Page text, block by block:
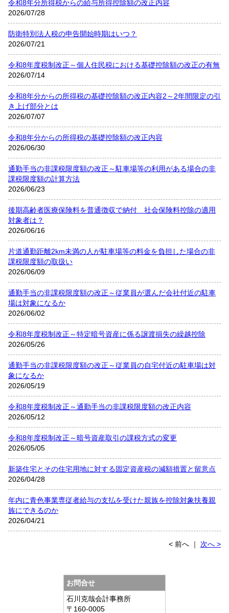
令和8年分所得税からの給与所得控除額の改正内容
2026/07/28
防衛特別法人税の申告開始時期はいつ？
2026/07/21
令和8年度税制改正～個人住民税における基礎控除額の改正の有無
2026/07/14
令和8年分からの所得税の基礎控除額の改正内容2～2年間限定の引
き上げ部分とは
2026/07/07
令和8年分からの所得税の基礎控除額の改正内容
2026/06/30
通勤手当の非課税限度額の改正～駐車場等の利用がある場合の非
課税限度額の計算方法
2026/06/23
後期高齢者医療保険料を普通徴収で納付 社会保険料控除の適用
対象者は？
2026/06/16
片道通勤距離2km未満の人が駐車場等の料金を負担した場合の非
課税限度額の取扱い
2026/06/09
通勤手当の非課税限度額の改正～従業員が選んだ会社付近の駐車
場は対象になるか
2026/06/02
令和8年度税制改正～特定暗号資産に係る譲渡損失の繰越控除
2026/05/26
通勤手当の非課税限度額の改正～従業員の自宅付近の駐車場は対
象になるか
2026/05/19
令和8年度税制改正～通勤手当の非課税限度額の改正内容
2026/05/12
令和8年度税制改正～暗号資産取引の課税方式の変更
2026/05/05
新築住宅とその住宅用地に対する固定資産税の減額措置と留意点
2026/04/28
年内に青色事業専従者給与の支払を受けた親族を控除対象扶養親
族にできるのか
2026/04/21
< 前へ ｜ 次へ >
お問合せ
石川克哉会計事務所
〒160-0005